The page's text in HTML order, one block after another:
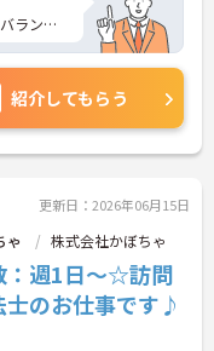
ンド連
アレク
いケアを
の声を
ムを周
いる職
と、育
、法令よ
す
3つの
ランス
減し、
、さら
ださ
紹介してもらう
更新日：2026年06月15日
ゃ 株式会社かぼちゃ
：週1日～☆訪問
士のお仕事です♪